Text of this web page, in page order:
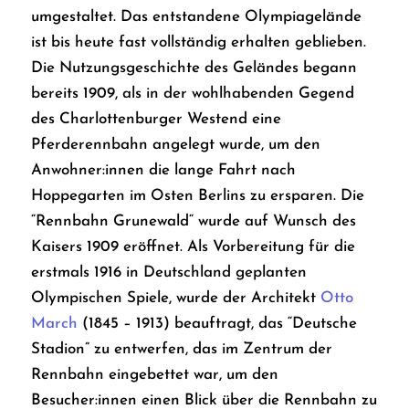
umgestaltet. Das entstandene Olympiagelände
ist bis heute fast vollständig erhalten geblieben.
Die Nutzungsgeschichte des Geländes begann
bereits 1909, als in der wohlhabenden Gegend
des Charlottenburger Westend eine
Pferderennbahn angelegt wurde, um den
Anwohner:innen die lange Fahrt nach
Hoppegarten im Osten Berlins zu ersparen. Die
“Rennbahn Grunewald“ wurde auf Wunsch des
Kaisers 1909 eröffnet. Als Vorbereitung für die
erstmals 1916 in Deutschland geplanten
Olympischen Spiele, wurde der Architekt Otto
March (1845 – 1913) beauftragt, das “Deutsche
Stadion” zu entwerfen, das im Zentrum der
Rennbahn eingebettet war, um den
Besucher:innen einen Blick über die Rennbahn zu